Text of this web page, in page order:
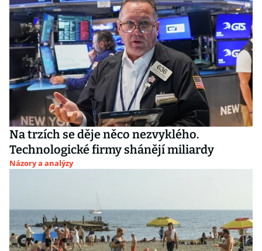
Na trzích se děje něco nezvyklého.
Technologické firmy shánějí miliardy
Názory a analýzy